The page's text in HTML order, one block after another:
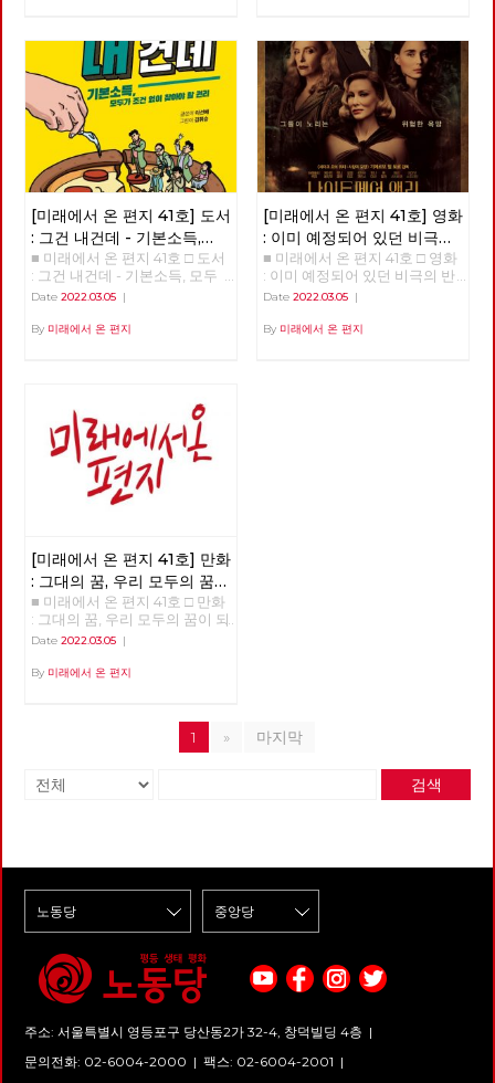
[미래에서 온 편지 41호] 도서
: 그건 내건데 - 기본소득,
모두가 차별없이 찾아야 할
권리
■ 미래에서 온 편지 41호 □ 도서
: 그건 내건데 - 기본소득, 모두
가 차별없이 찾아야 할 권리
Date 2022.03.05 |
By 미래에서 온 편지
[미래에서 온 편지 41호] 영화
: 이미 예정되어 있던 비극의
반복 – 나이트메어 앨리
■ 미래에서 온 편지 41호 □ 영화
: 이미 예정되어 있던 비극의 반
복 – 나이트메어 앨리 >>>>>>
Date 2022.03.05|
By 미래에서 온 편지
[미래에서 온 편지 41호] 만화
: 그대의 꿈, 우리 모두의 꿈이
되어
■ 미래에서 온 편지 41호 □ 만화
: 그대의 꿈, 우리 모두의 꿈이 되
어 >>>>>> 업로드 준비중
Date 2022.03.05 |
By 미래에서 온 편지
1 » 마지막
검색
주소: 서울특별시 영등포구 당산동2가 32-4, 창덕빌딩 4층 |
문의전화: 02-6004-2000 | 팩스: 02-6004-2001 |